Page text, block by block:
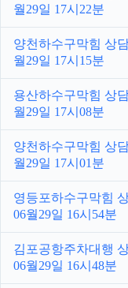
월29일 17시22분
양천하수구막힘 상
월29일 17시15분
용산하수구막힘 상
월29일 17시08분
양천하수구막힘 상
월29일 17시01분
영등포하수구막힘
06월29일 16시54분
김포공항주차대행
06월29일 16시48분